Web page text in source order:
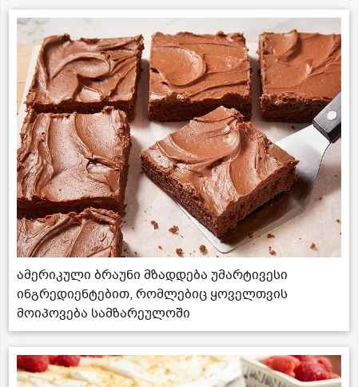
ამერიკული ბრაუნი მზადდება უმარტივესი
ინგრედიენტებით, რომლებიც ყოველთვის
მოიპოვება სამზარეულოში